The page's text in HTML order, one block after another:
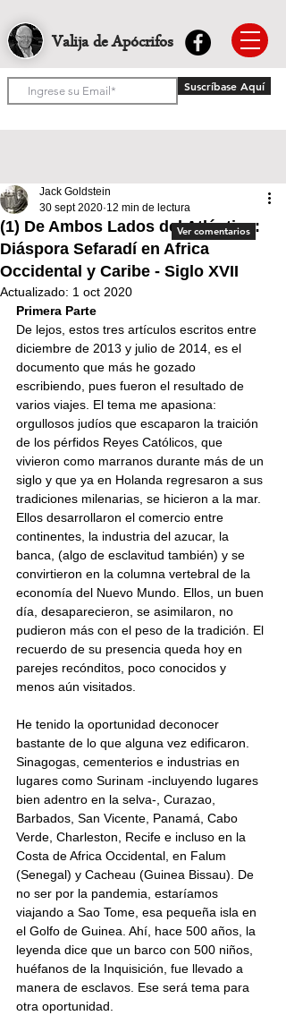
Valija de Apócrifos
Suscríbase Aquí
(1) De Ambos Lados del Atlántico:
Diáspora Sefaradí en Africa
Occidental y Caribe - Siglo XVII
Jack Goldstein
30 sept 2020 12 min de lectura
Actualizado: 1 oct 2020
Primera Parte
De lejos, estos tres artículos escritos entre
diciembre de 2013 y julio de 2014, es el
documento que más he gozado
escribiendo, pues fueron el resultado de
varios viajes. El tema me apasiona:
orgullosos judíos que escaparon la traición
de los pérfidos Reyes Católicos, que
vivieron como marranos durante más de un
siglo y que ya en Holanda regresaron a sus
tradiciones milenarias, se hicieron a la mar.
Ellos desarrollaron el comercio entre
continentes, la industria del azucar, la
banca, (algo de esclavitud también) y se
convirtieron en la columna vertebral de la
economía del Nuevo Mundo. Ellos, un buen
día, desaparecieron, se asimilaron, no
pudieron más con el peso de la tradición. El
recuerdo de su presencia queda hoy en
parejes recónditos, poco conocidos y
menos aún visitados.
He tenido la oportunidad deconocer
bastante de lo que alguna vez edificaron.
Sinagogas, cementerios e industrias en
lugares como Surinam -incluyendo lugares
bien adentro en la selva-, Curazao,
Barbados, San Vicente, Panamá, Cabo
Verde, Charleston, Recife e incluso en la
Costa de Africa Occidental, en Falum
(Senegal) y Cacheau (Guinea Bissau). De
no ser por la pandemia, estaríamos
viajando a Sao Tome, esa pequeña isla en
el Golfo de Guinea. Ahí, hace 500 años, la
leyenda dice que un barco con 500 niños,
huéfanos de la Inquisición, fue llevado a
manera de esclavos. Ese será tema para
otra oportunidad.
Ver comentarios